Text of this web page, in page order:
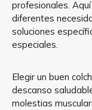
profesionales.
diferentes
soluciones
especiales.
Elegir un buen
descanso
molestias